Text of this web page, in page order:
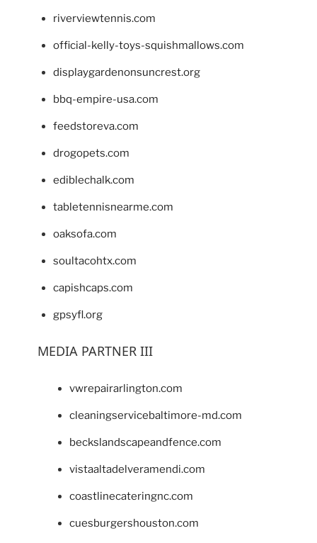
riverviewtennis.com
official-kelly-toys-squishmallows.com
displaygardenonsuncrest.org
bbq-empire-usa.com
feedstoreva.com
drogopets.com
ediblechalk.com
tabletennisnearme.com
oaksofa.com
soultacohtx.com
capishcaps.com
gpsyfl.org
MEDIA PARTNER III
vwrepairarlington.com
cleaningservicebaltimore-md.com
beckslandscapeandfence.com
vistaaltadelveramendi.com
coastlinecateringnc.com
cuesburgershouston.com